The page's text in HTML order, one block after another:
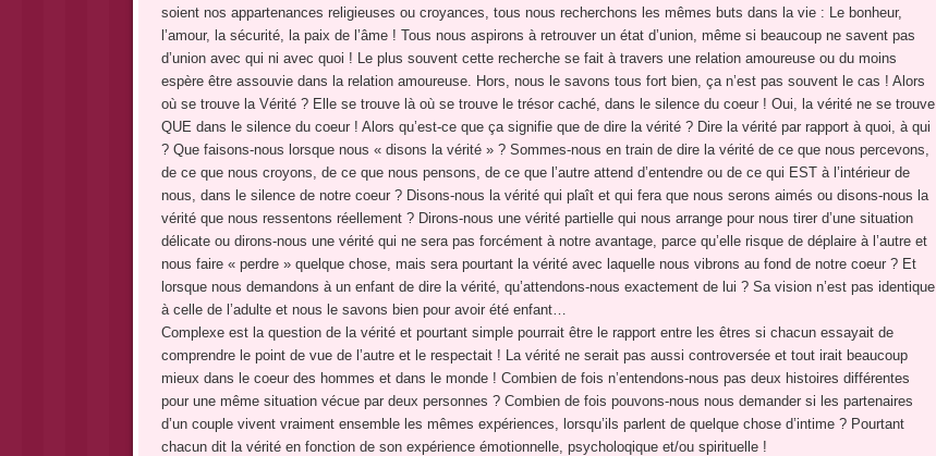
soient nos appartenances religieuses ou croyances, tous nous recherchons les mêmes buts dans la vie : Le bonheur,
l’amour, la sécurité, la paix de l’âme ! Tous nous aspirons à retrouver un état d’union, même si beaucoup ne savent pas
d’union avec qui ni avec quoi ! Le plus souvent cette recherche se fait à travers une relation amoureuse ou du moins
espère être assouvie dans la relation amoureuse. Hors, nous le savons tous fort bien, ça n’est pas souvent le cas ! Alors
où se trouve la Vérité ? Elle se trouve là où se trouve le trésor caché, dans le silence du coeur ! Oui, la vérité ne se trouve
QUE dans le silence du coeur ! Alors qu’est-ce que ça signifie que de dire la vérité ? Dire la vérité par rapport à quoi, à qui
? Que faisons-nous lorsque nous « disons la vérité » ? Sommes-nous en train de dire la vérité de ce que nous percevons,
de ce que nous croyons, de ce que nous pensons, de ce que l’autre attend d’entendre ou de ce qui EST à l’intérieur de
nous, dans le silence de notre coeur ? Disons-nous la vérité qui plaît et qui fera que nous serons aimés ou disons-nous la
vérité que nous ressentons réellement ? Dirons-nous une vérité partielle qui nous arrange pour nous tirer d’une situation
délicate ou dirons-nous une vérité qui ne sera pas forcément à notre avantage, parce qu’elle risque de déplaire à l’autre et
nous faire « perdre » quelque chose, mais sera pourtant la vérité avec laquelle nous vibrons au fond de notre coeur ? Et
lorsque nous demandons à un enfant de dire la vérité, qu’attendons-nous exactement de lui ? Sa vision n’est pas identique
à celle de l’adulte et nous le savons bien pour avoir été enfant…
Complexe est la question de la vérité et pourtant simple pourrait être le rapport entre les êtres si chacun essayait de
comprendre le point de vue de l’autre et le respectait ! La vérité ne serait pas aussi controversée et tout irait beaucoup
mieux dans le coeur des hommes et dans le monde ! Combien de fois n’entendons-nous pas deux histoires différentes
pour une même situation vécue par deux personnes ? Combien de fois pouvons-nous nous demander si les partenaires
d’un couple vivent vraiment ensemble les mêmes expériences, lorsqu’ils parlent de quelque chose d’intime ? Pourtant
chacun dit la vérité en fonction de son expérience émotionnelle, psycholoqique et/ou spirituelle !